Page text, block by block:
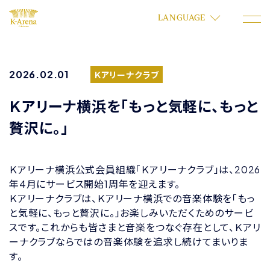
LANGUAGE
2026.02.01 Ｋアリーナクラブ
Ｋアリーナ横浜を「もっと気軽に、もっと
贅沢に。」
Ｋアリーナ横浜公式会員組織「Ｋアリーナクラブ」は、2026
年4月にサービス開始1周年を迎えます。
Ｋアリーナクラブは、Ｋアリーナ横浜での音楽体験を「もっ
と気軽に、もっと贅沢に。」お楽しみいただくためのサービ
スです。これからも皆さまと音楽をつなぐ存在として、Ｋアリ
ーナクラブならではの音楽体験を追求し続けてまいりま
す。